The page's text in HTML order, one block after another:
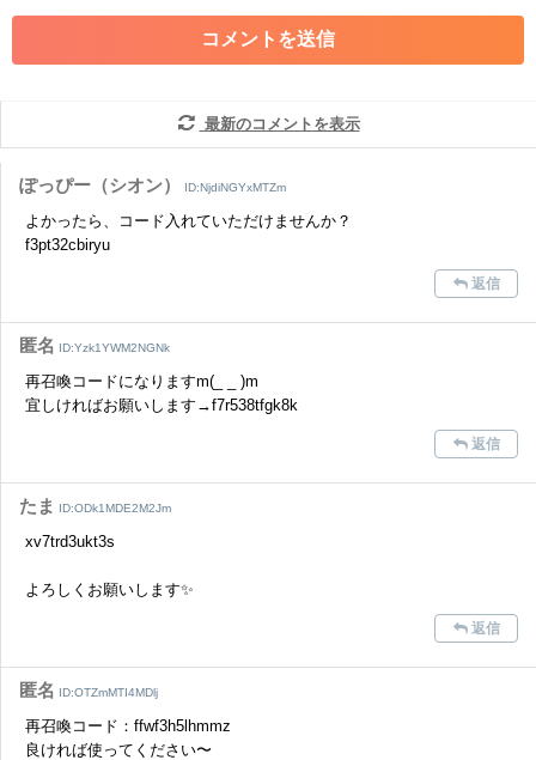
・各ゲームのネタバレを含む内容の投稿
・その他、管理者が不適切と判断した投稿
コメントの削除を申請する※投稿内容を確認後、順次対応さ
せていただきます。ご了承ください。
さい。
また、過度な利用規約の違反や、弊社に損害の及ぶ内容の書き込みがあ
った場合は、法的措置をとらせていただく場合もございますので、あら
最新のコメントを表示
ぽっぴー（シオン） ID:NjdiNGYxMTZm
よかったら、コード入れていただけませんか？
f3pt32cbiryu
返信
匿名 ID:Yzk1YWM2NGNk
再召喚コードになりますm(_ _ )m
宜しければお願いします→f7r538tfgk8k
返信
たま ID:ODk1MDE2M2Jm
xv7trd3ukt3s
よろしくお願いします✨️
返信
匿名 ID:OTZmMTI4MDlj
再召喚コード：ffwf3h5lhmmz
良ければ使ってください〜